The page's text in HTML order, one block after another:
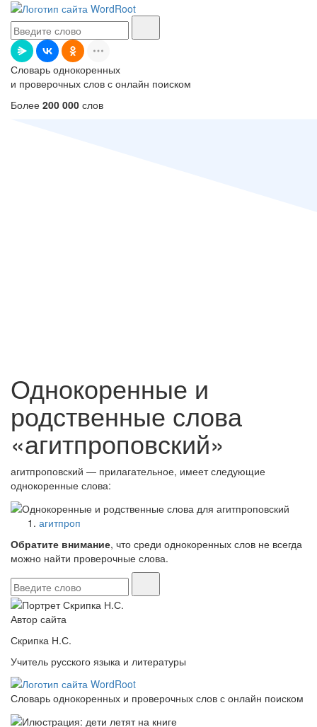
Словарь однокоренных
и проверочных слов с онлайн поиском
Более 200 000 слов
Однокоренные и
родственные слова
«агитпроповский»
агитпроповский — прилагательное, имеет следующие
однокоренные слова:
агитпроп
Обратите внимание, что среди однокоренных слов не всегда
можно найти проверочные слова.
Автор сайта
Скрипка Н.С.
Учитель русского языка и литературы
Словарь однокоренных и проверочных слов с онлайн поиском